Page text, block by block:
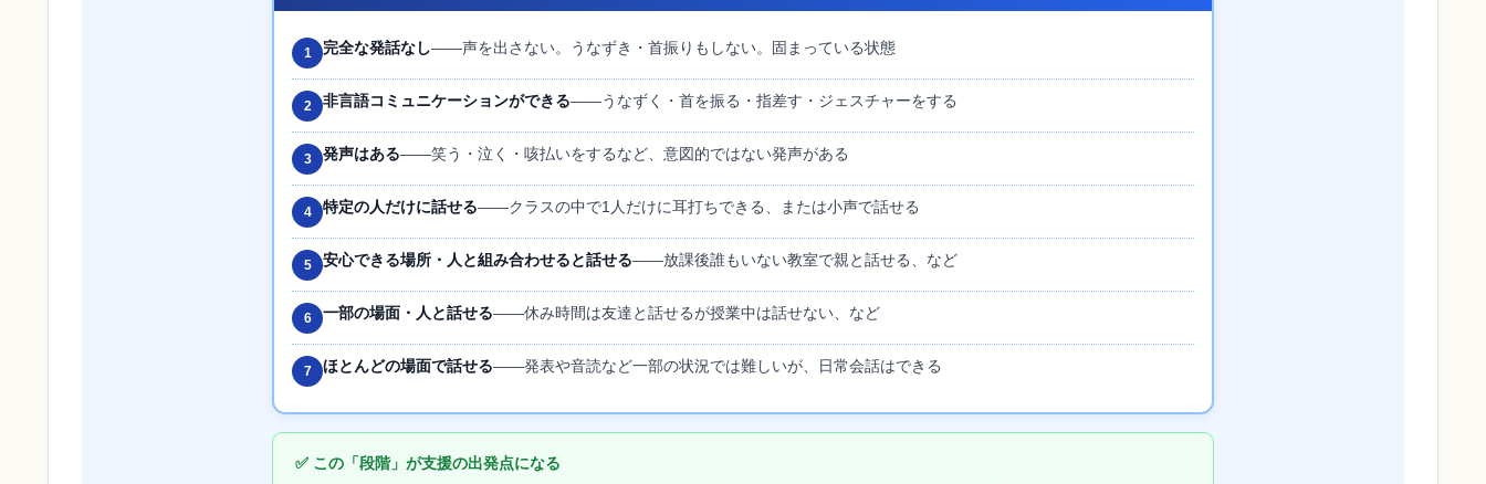
1 完全な発話なし——声を出さない。うなずき・首振りもしない。固まっている状態
2 非言語コミュニケーションができる——うなずく・首を振る・指差す・ジェスチャーをする
3 発声はある——笑う・泣く・咳払いをするなど、意図的ではない発声がある
4 特定の人だけに話せる——クラスの中で1人だけに耳打ちできる、または小声で話せる
5 安心できる場所・人と組み合わせると話せる——放課後誰もいない教室で親と話せる、など
6 一部の場面・人と話せる——休み時間は友達と話せるが授業中は話せない、など
7 ほとんどの場面で話せる——発表や音読など一部の状況では難しいが、日常会話はできる
✅ この「段階」が支援の出発点になる